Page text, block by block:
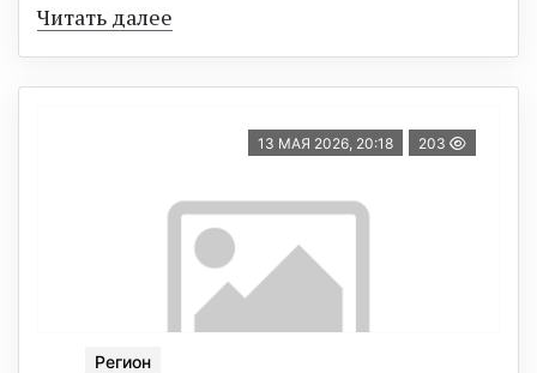
Читать далее
13 МАЯ 2026, 20:18 203
Регион